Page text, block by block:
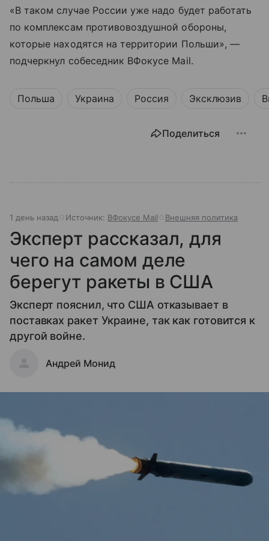
«В таком случае России уже надо будет работать
по комплексам противовоздушной обороны,
которые находятся на территории Польши», —
подчеркнул собеседник ВФокусе Mail.
Польша Украина Россия Эксклюзив
Поделиться
1 день назад Источник: ВФокусе Mail Внешняя политика
Эксперт рассказал, для
чего на самом деле
берегут ракеты в США
Эксперт пояснил, что США отказывает в
поставках ракет Украине, так как готовится к
другой войне.
Андрей Монид